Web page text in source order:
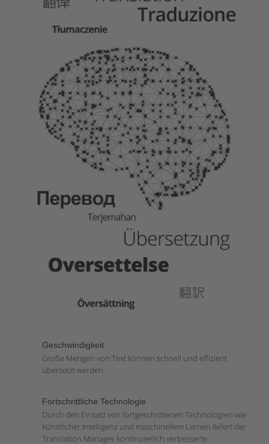
Geschwindigkeit
Große Mengen von Text können schnell und effizient
übersetzt werden.
Fortschrittliche Technologie
Durch den Einsatz von fortgeschrittenen Technologien wie
künstlicher Intelligenz und maschinellem Lernen liefert der
Translation Manager kontinuierlich verbesserte